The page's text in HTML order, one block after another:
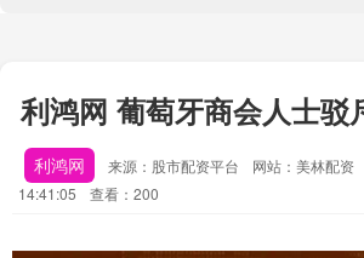
利鸿网 葡萄牙商会人士驳
利鸿网 来源：股市配资平台 网站：美林配资
14:41:05
查看：200